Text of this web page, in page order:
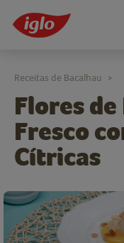
Flores
Fresco
Cítricas
Receitas de Bacalhau >